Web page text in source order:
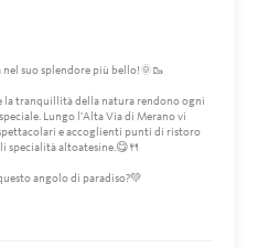
nel suo splendore più bello!🌞🥾
la tranquillità della natura rendono ogni
Lungo l'Alta Via di Merano vi
e accoglienti punti di ristoro
specialità altoatesine.😋🍴
angolo di paradiso?💚